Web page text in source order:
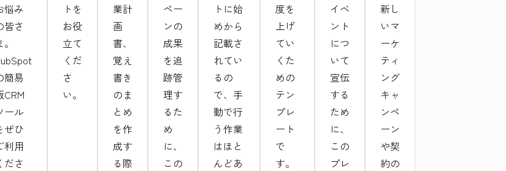
悩み
皆さ
簡易
CRM
ール
ぜひ
利用
ださ
トを
お役
立て
くだ
さ
い。
業計
画
書、
覚え
書き
のま
とめ
を作
成す
る際
ペー
ンの
成果
を追
跡管
理す
るた
め
に、
この
トに始
めから
記載さ
れてい
るの
で、手
動で行
う作業
はほと
んどあ
度を
上げ
てい
くた
めの
テン
プレ
ート
で
す。
イベ
ント
につ
いて
宣伝
する
ため
に、
この
プレ
新し
いマ
ーケ
ティ
ング
キャ
ンペ
ーン
や契
約の